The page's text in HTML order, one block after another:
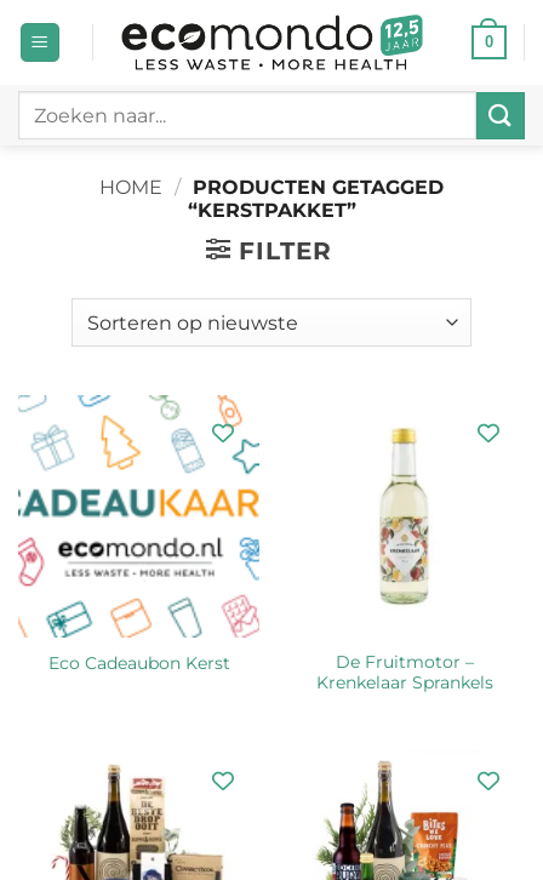
naar
0
Zoeken
HOME / PRODUCTEN GETAGGED
“KERSTPAKKET”
FILTER
Eco Cadeaubon Kerst
De Fruitmotor –
Krenkelaar Sprankels